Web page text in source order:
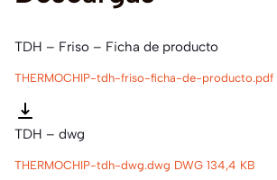
TDH – Friso – Ficha de producto
THERMOCHIP-tdh-friso-ficha-de-producto.pdf
TDH – dwg
THERMOCHIP-tdh-dwg.dwg DWG 134,4 KB